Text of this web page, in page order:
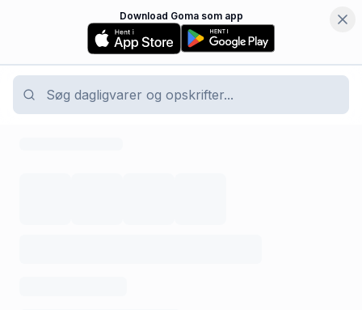
Download Goma som app